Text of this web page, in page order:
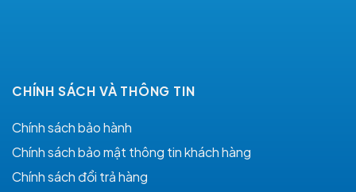
CHÍNH SÁCH VÀ THÔNG TIN
Chính sách bảo hành
Chính sách bảo mật thông tin khách hàng
Chính sách đổi trả hàng